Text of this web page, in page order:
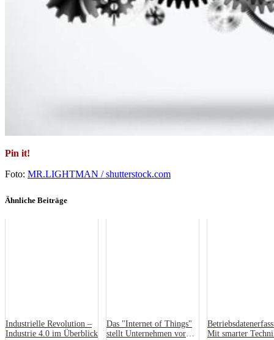
Pin it!
Foto: MR.LIGHTMAN / shutterstock.com
Ähnliche Beiträge
Industrielle Revolution –
Industrie 4.0 im Überblick
Das "Internet of Things"
stellt Unternehmen vor
Mit smarter